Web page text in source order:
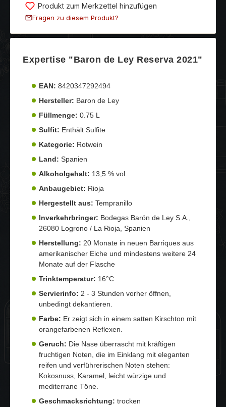
Produkt zum Merkzettel hinzufügen
Fragen zu diesem Produkt?
Expertise "Baron de Ley Reserva 2021"
EAN: 8420347292494
Hersteller: Baron de Ley
Füllmenge: 0.75 L
Sulfit: Enthält Sulfite
Kategorie: Rotwein
Land: Spanien
Alkoholgehalt: 13,5 % vol.
Anbaugebiet: Rioja
Hergestellt aus: Tempranillo
Inverkehrbringer: Bodegas Barón de Ley S.A.,
26080 Logrono / La Rioja, Spanien
Herstellung: 20 Monate in neuen Barriques aus
amerikanischer Eiche und mindestens weitere 24
Monate auf der Flasche
Trinktemperatur: 16°C
Servierinfo: 2 - 3 Stunden vorher öffnen,
unbedingt dekantieren.
Farbe: Er zeigt sich in einem satten Kirschton mit
orangefarbenen Reflexen.
Geruch: Die Nase überrascht mit kräftigen
fruchtigen Noten, die im Einklang mit eleganten
reifen und verführerischen Noten stehen:
Kokosnuss, Karamel, leicht würzige und
mediterrane Töne.
Geschmacksrichtung: trocken